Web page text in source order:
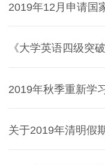
2019年12月申请国
《大学英语四级突
2019年秋季重新学
关于2019年清明假